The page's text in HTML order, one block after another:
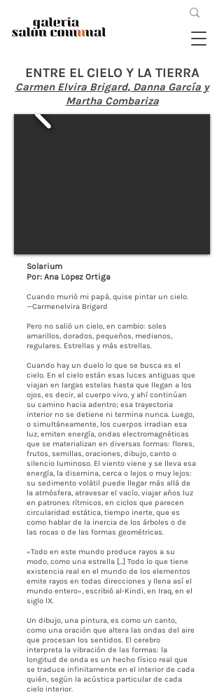
ENTRE EL CIELO Y LA TIERRA
Carmen Elvira Brigard, Danna García y
Martha Combariza
Solarium
Por: Ana López Ortiga
Cuando murió mi papá, quise pintar un cielo.
—Carmenelvira Brigard
Pero no salió un cielo, en cambio: soles
amarillos, dorados, pequeños, medianos,
regulares. Estrellas y más estrellas.
Cuando hay un duelo lo que se busca es el
cielo. En el cielo están esas luces antiguas que
viajan en largas estelas hasta que llegan a los
ojos, es decir, al cuerpo vivo, y ahí continúan
su camino hacia adentro; esa trayectoria
interior no se detiene ni termina nunca. Luego,
o simultáneamente, los cuerpos irradian esa
luz, emiten energía, ondas electromagnéticas
que se materializan en diversas formas: flores,
frutos, semillas, oraciones, dibujo, canto o
silencio luminoso. El viento viene y se lleva esa
energía, la disemina, cerca o lejos o muy lejos:
su sedimento volátil puede llegar más allá de
la atmósfera, atravesar el vacío, viajar años luz
en patrones rítmicos, en ciclos que parecen
circularidad estática, tiempo inerte, que es
como hablar de la inercia de los árboles o de
las rocas o de las formas geométricas.
«Todo en este mundo produce rayos a su
modo, como una estrella [...] Todo lo que tiene
existencia real en el mundo de los elementos
emite rayos en todas direcciones y llena así el
mundo entero», escribió al-Kindi, en Iraq, en el
siglo IX.
Un dibujo, una pintura, es como un canto,
como una oración que altera las ondas del aire
que procesan los sentidos. El cerebro
interpreta la vibración de las formas: la
longitud de onda es un hecho físico real que
se traduce infinitamente en el interior de cada
quién, según la acústica particular de cada
cielo interior.